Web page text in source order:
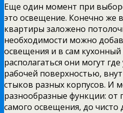
Еще один момент при
это освещение. Конечно же
квартиры заложено
необходимости можно
освещения и в сам кухонный
располагаться они могут
рабочей поверхностью,
стыков разных корпусов. И
разнообразные функции: от
самого освещения, до чисто